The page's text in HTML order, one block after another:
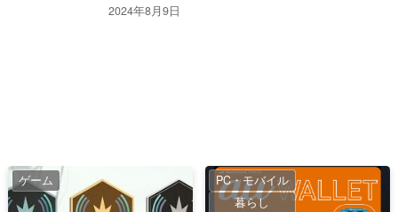
2024年8月9日
ゲーム
PC・モバイル
暮らし